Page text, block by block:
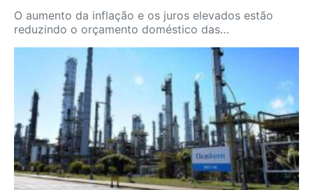
O aumento da inflação e os juros elevados estão
reduzindo o orçamento doméstico das…